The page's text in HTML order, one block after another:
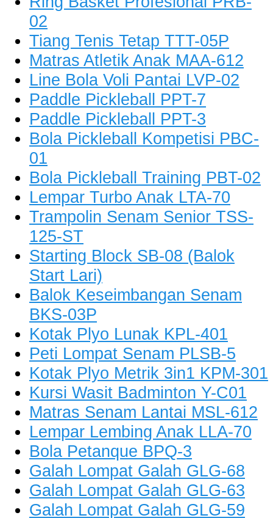
02
Tiang Tenis Tetap TTT-05P
Matras Atletik Anak MAA-612
Line Bola Voli Pantai LVP-02
Paddle Pickleball PPT-7
Paddle Pickleball PPT-3
Bola Pickleball Kompetisi PBC-
01
Bola Pickleball Training PBT-02
Lempar Turbo Anak LTA-70
Trampolin Senam Senior TSS-
125-ST
Starting Block SB-08 (Balok
Start Lari)
Balok Keseimbangan Senam
BKS-03P
Kotak Plyo Lunak KPL-401
Peti Lompat Senam PLSB-5
Kotak Plyo Metrik 3in1 KPM-301
Kursi Wasit Badminton Y-C01
Matras Senam Lantai MSL-612
Lempar Lembing Anak LLA-70
Bola Petanque BPQ-3
Galah Lompat Galah GLG-68
Galah Lompat Galah GLG-63
Galah Lompat Galah GLG-59